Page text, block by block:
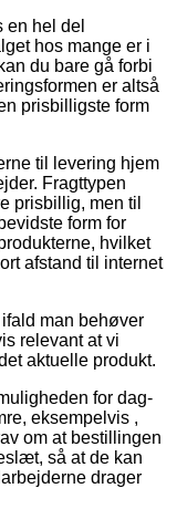
en hel del
hos mange er i
du bare gå forbi
er altså
prisbilligste form
til levering hjem
Fragttypen
prisbillig, men til
form for
hvilket
afstand til internet
man behøver
relevant at vi
aktuelle produkt.
for dag-
eksempelvis ,
om at bestillingen
så at de kan
drager